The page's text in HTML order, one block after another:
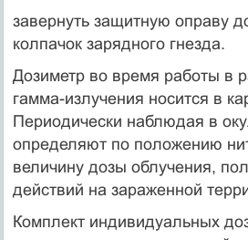
завернуть защитную оправу
колпачок зарядного гнезда.
Дозиметр во время работы в
гамма-излучения носится в
Периодически наблюдая в
определяют по положению
величину дозы облучения,
действий на зараженной
Комплект индивидуальных